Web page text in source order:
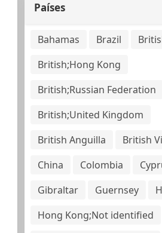
Países
Bahamas Brazil
British;Hong Kong
British;Russian Federation
British;United Kingdom
British Anguilla
British
China
Colombia
Gibraltar
Guernsey
Hong Kong;Not identified